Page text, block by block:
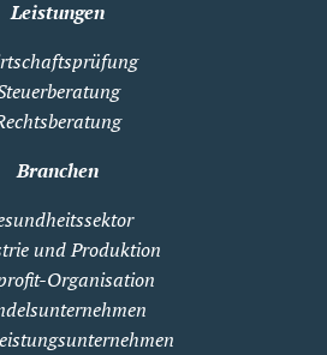
Leistungen
Branchen
und Produktion
Organisation